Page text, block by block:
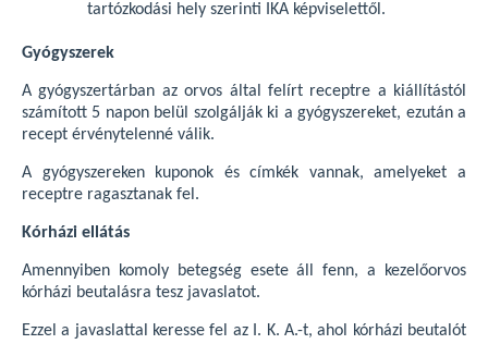
tartózkodási hely szerinti IKA képviselettől.
Gyógyszerek
A gyógyszertárban az orvos által felírt receptre a kiállítástól
számított 5 napon belül szolgálják ki a gyógyszereket, ezután a
recept érvénytelenné válik.
A gyógyszereken kuponok és címkék vannak, amelyeket a
receptre ragasztanak fel.
Kórházi ellátás
Amennyiben komoly betegség esete áll fenn, a kezelőorvos
kórházi beutalásra tesz javaslatot.
Ezzel a javaslattal keresse fel az I. K. A.-t, ahol kórházi beutalót